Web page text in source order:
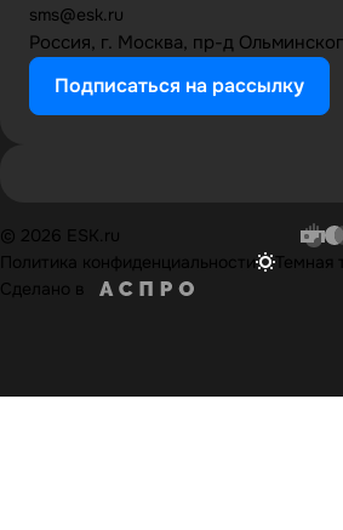
sms@esk.ru
Россия, г. Москва, пр-д
Подписаться на рассылку
© 2026 ESK.ru
Политика конфиденциальности
Темная
Сделано в